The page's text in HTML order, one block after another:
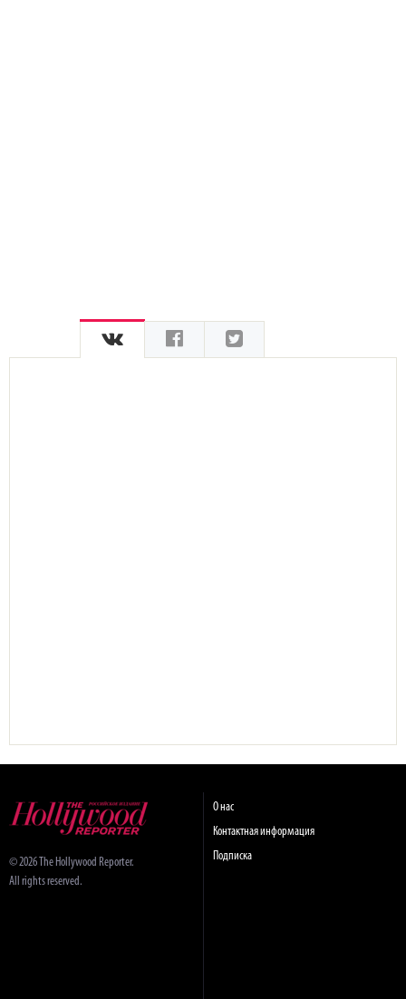
© 2026 The Hollywood Reporter.
All rights reserved.
О нас
Контактная информация
Подписка